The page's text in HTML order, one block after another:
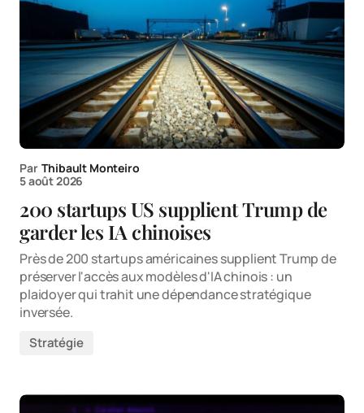
Par Thibault Monteiro
5 août 2026
200 startups US supplient Trump de
garder les IA chinoises
Près de 200 startups américaines supplient Trump de
préserver l'accès aux modèles d'IA chinois : un
plaidoyer qui trahit une dépendance stratégique
inversée.
Stratégie